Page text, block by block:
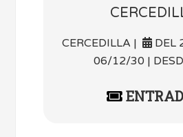
CERCEDILLA |
DEL
06/12/30 |